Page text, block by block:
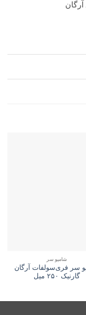
شامپو سر
سر فری‌سولفات آرگان
گارنیک ۲۵۰ میل